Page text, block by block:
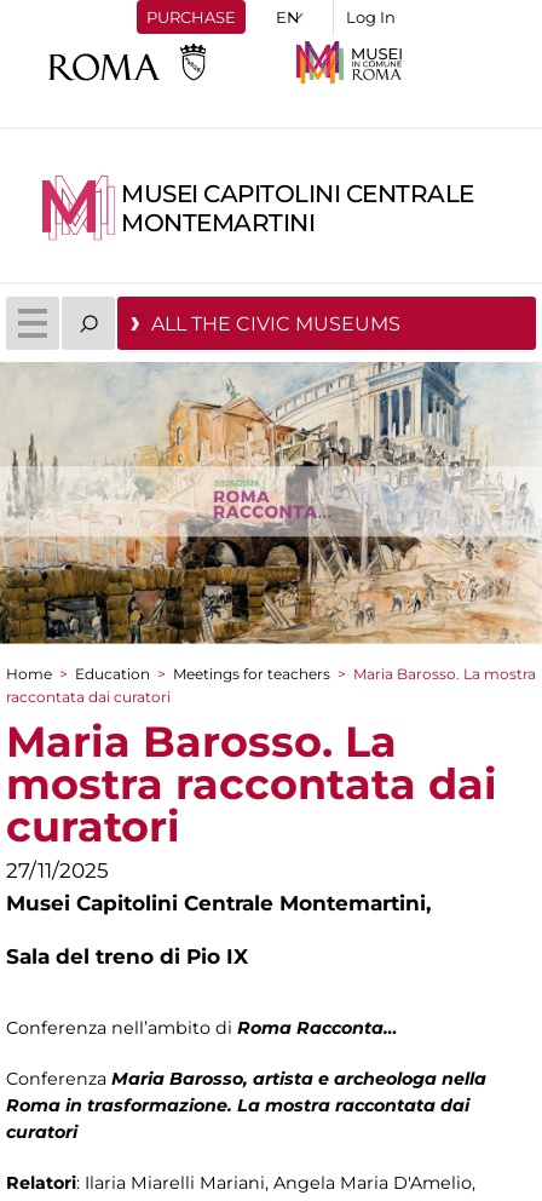
PURCHASE Log In
MUSEI CAPITOLINI CENTRALE
MONTEMARTINI
ALL THE CIVIC MUSEUMS
You are here
Home > Education > Meetings for teachers > Maria Barosso. La mostra
raccontata dai curatori
Maria Barosso. La
mostra raccontata dai
curatori
27/11/2025
Musei Capitolini Centrale Montemartini,
Sala del treno di Pio IX
Conferenza nell’ambito di Roma Racconta…
Conferenza Maria Barosso, artista e archeologa nella
Roma in trasformazione. La mostra raccontata dai
curatori
Relatori: Ilaria Miarelli Mariani, Angela Maria D'Amelio,